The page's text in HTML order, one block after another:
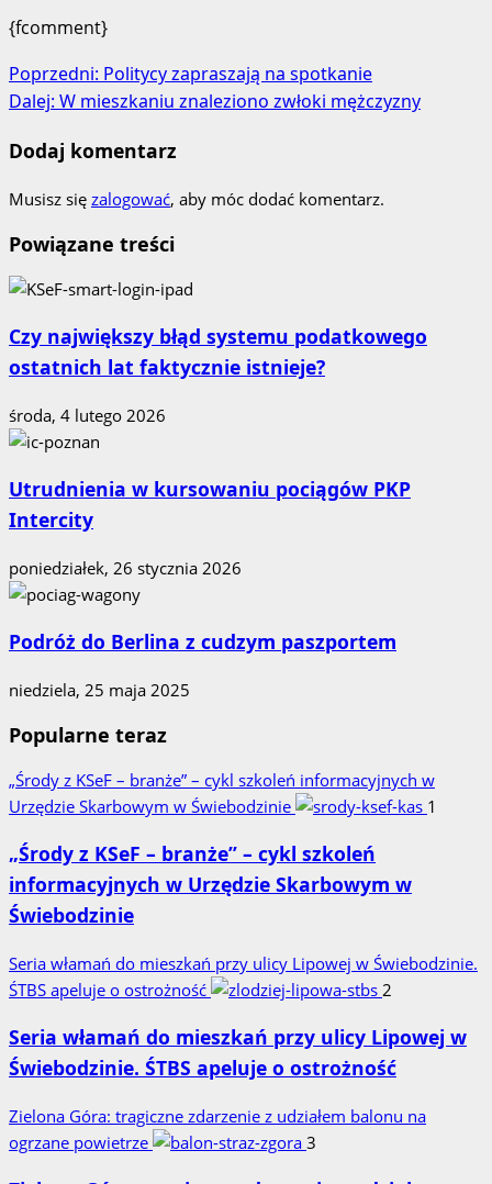
{fcomment}
Zobacz
wpisy
Poprzedni: Politycy zapraszają na spotkanie
Dalej: W mieszkaniu znaleziono zwłoki mężczyzny
Dodaj komentarz
Musisz się zalogować, aby móc dodać komentarz.
Powiązane treści
Czy największy błąd systemu podatkowego
ostatnich lat faktycznie istnieje?
środa, 4 lutego 2026
Utrudnienia w kursowaniu pociągów PKP
Intercity
poniedziałek, 26 stycznia 2026
Podróż do Berlina z cudzym paszportem
niedziela, 25 maja 2025
Popularne teraz
„Środy z KSeF – branże” – cykl szkoleń informacyjnych w
Urzędzie Skarbowym w Świebodzinie
1
„Środy z KSeF – branże” – cykl szkoleń
informacyjnych w Urzędzie Skarbowym w
Świebodzinie
Seria włamań do mieszkań przy ulicy Lipowej w Świebodzinie.
ŚTBS apeluje o ostrożność
2
Seria włamań do mieszkań przy ulicy Lipowej w
Świebodzinie. ŚTBS apeluje o ostrożność
Zielona Góra: tragiczne zdarzenie z udziałem balonu na
ogrzane powietrze
3